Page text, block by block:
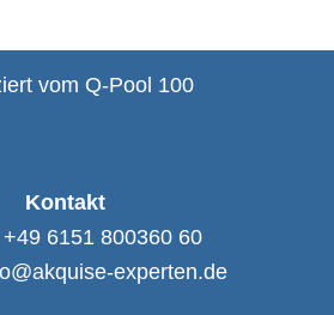
vom Q-Pool 100
Kontakt
+49 6151 800360 60
experten.de